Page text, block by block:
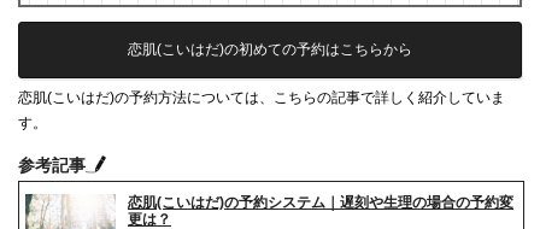
恋肌(こいはだ)の初めての予約はこちらから
恋肌(こいはだ)の予約方法については、こちらの記事で詳しく紹介していま
す。
参考記事
恋肌(こいはだ)の予約システム｜遅刻や生理の場合の予約変
更は？